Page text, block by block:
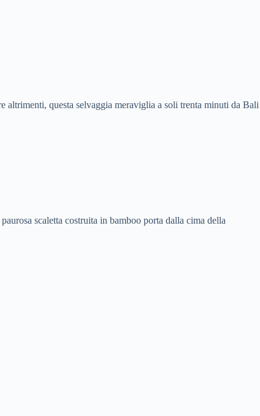
questa selvaggia meraviglia a soli trenta minuti da Bali
scaletta costruita in bamboo porta dalla cima della